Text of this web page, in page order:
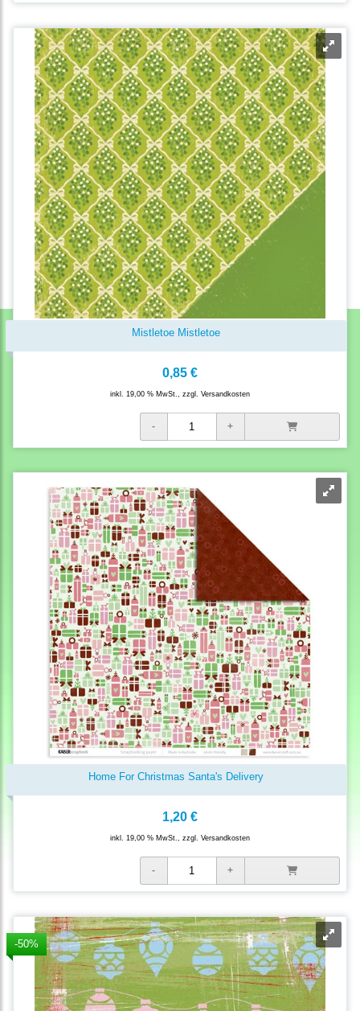
Mistletoe Mistletoe
0,85 €
inkl. 19,00 % MwSt., zzgl. Versandkosten
Home For Christmas Santa's Delivery
1,20 €
inkl. 19,00 % MwSt., zzgl. Versandkosten
-50%